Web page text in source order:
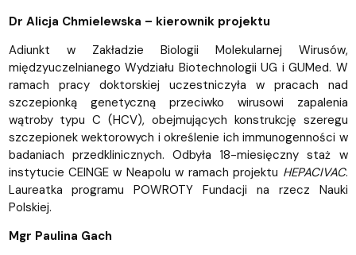
Dr Alicja Chmielewska – kierownik projektu
Adiunkt w Zakładzie Biologii Molekularnej Wirusów,
międzyuczelnianego Wydziału Biotechnologii UG i GUMed. W
ramach pracy doktorskiej uczestniczyła w pracach nad
szczepionką genetyczną przeciwko wirusowi zapalenia
wątroby typu C (HCV), obejmujących konstrukcję szeregu
szczepionek wektorowych i określenie ich immunogenności w
badaniach przedklinicznych. Odbyła 18-miesięczny staż w
instytucie CEINGE w Neapolu w ramach projektu HEPACIVAC.
Laureatka programu POWROTY Fundacji na rzecz Nauki
Polskiej.
Mgr Paulina Gach